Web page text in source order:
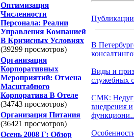
Оптимизация
Численности
Персонала: Реалии
Управления Компанией
В Кризисных Условиях
(39299 просмотров)
Организация
Корпоративных
Мероприятий: Отмена
Масштабного
Корпоратива В Отеле
(34743 просмотров)
Организация Питания
(36421 просмотров)
Осень 2008 Г: Обзор
Публикации
В
Виды и
служебных
СМК:
внедрения и